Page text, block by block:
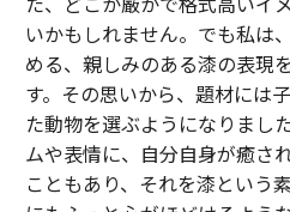
いかもしれません。でも私は
める、親しみのある漆の表現
す。その思いから、題材には
た動物を選ぶようになりまし
ムや表情に、自分自身が癒さ
こともあり、それを漆という